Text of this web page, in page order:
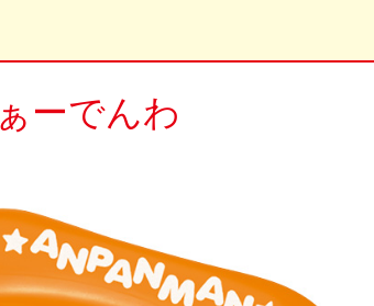
ーでんわ